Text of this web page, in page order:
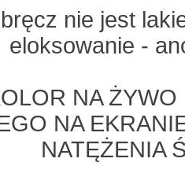
nie jest
eloksowanie -
NA
NA
NATĘŻENIA